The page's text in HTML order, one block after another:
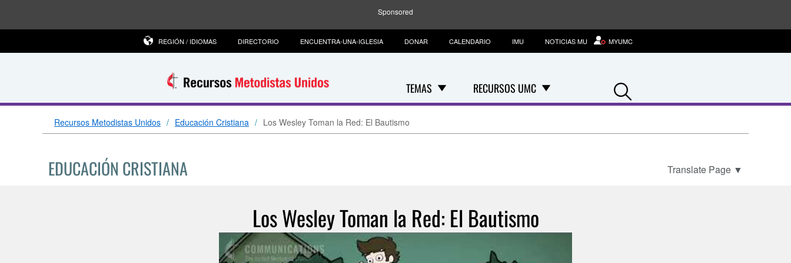
Sponsored
TEMAS RECURSOS UMC
REGIÓN / IDIOMAS DIRECTORIO ENCUENTRA-UNA-IGLESIA DONAR CALENDARIO IMU NOTICIAS MU MYUMC
Search
Recursos Metodistas Unidos Educación Cristiana Los Wesley Toman la Red: El Bautismo
EDUCACIÓN CRISTIANA Translate Page ▼
Los Wesley Toman la Red: El Bautismo